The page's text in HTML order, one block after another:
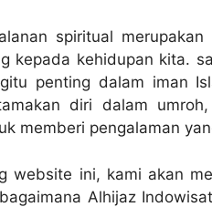
spiritual
kepada kehidupan kita.
penting dalam iman
diri dalam
memberi pengalaman
website ini, kami akan
Alhijaz